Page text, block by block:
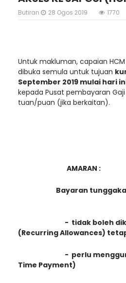
Butiran 28 Ogos 2019 1770
Untuk makluman, capaian
dibuka semula untuk tujuan
September 2019 mulai hari
kepada Pusat pembayaran
tuan/puan (jika berkaitan).
AMARAN :
Bayaran tunggakan
- tidak boleh dikunci
(Recurring Allowances)
- perlu
Time Payment)